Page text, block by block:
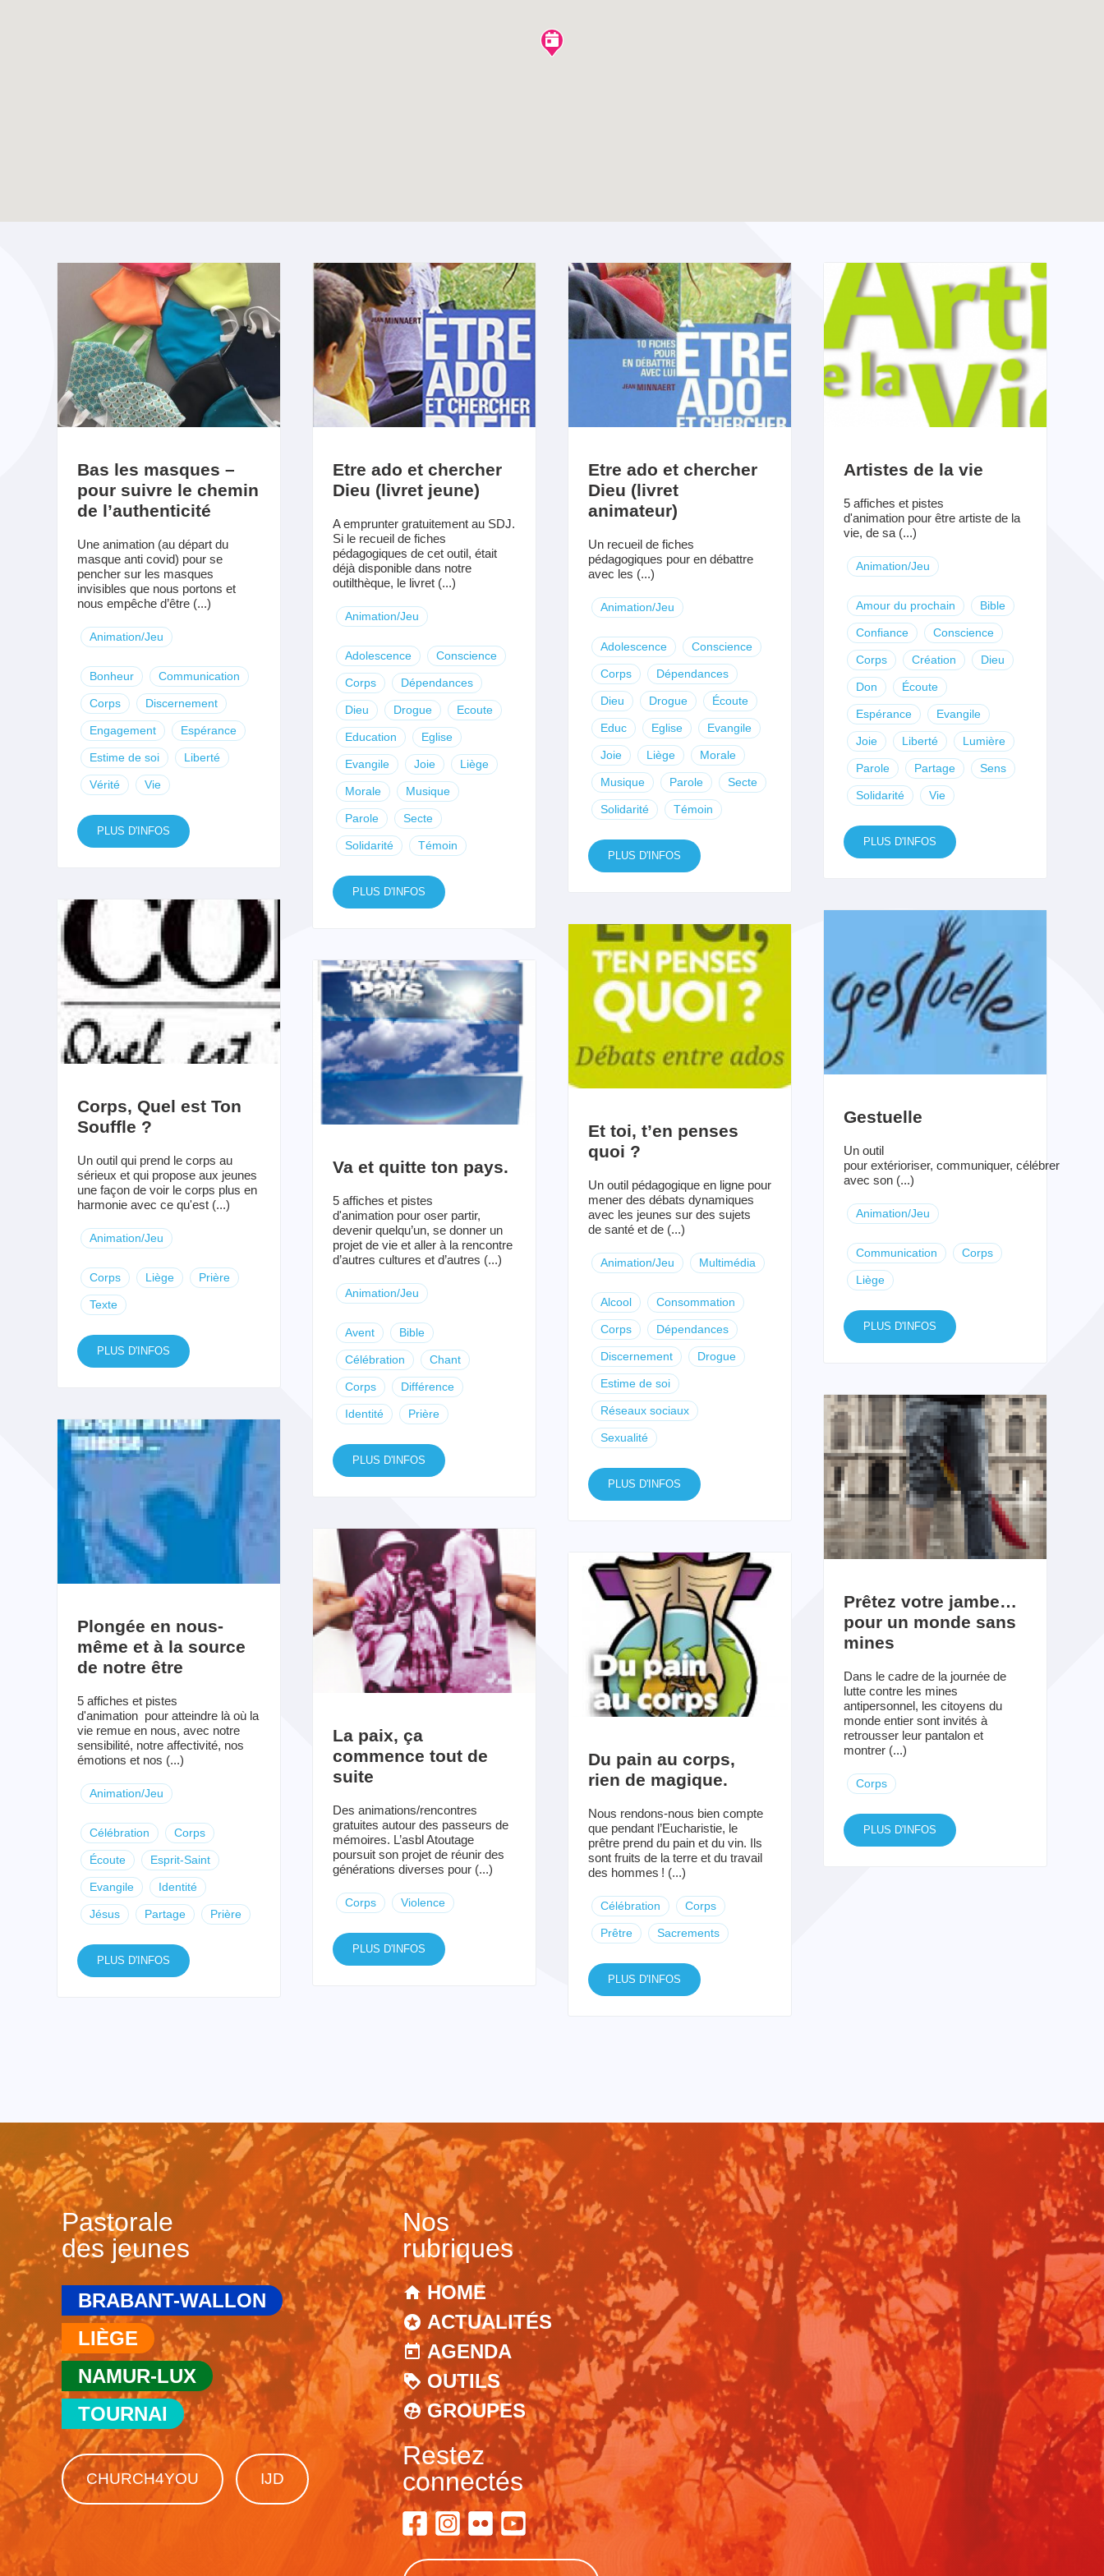
Bas les masques –
pour suivre le chemin
de l’authenticité
Une animation (au départ du
masque anti covid) pour se
pencher sur les masques
invisibles que nous portons et
nous empêche d’être (...)
Animation/Jeu
Bonheur Communication
Corps Discernement
Engagement Espérance
Estime de soi Liberté
Vérité Vie
PLUS D'INFOS
Etre ado et chercher
Dieu (livret jeune)
A emprunter gratuitement au SDJ.
Si le recueil de fiches
pédagogiques de cet outil, était
déjà disponible dans notre
outilthèque, le livret (...)
Animation/Jeu
Adolescence Conscience
Corps Dépendances
Dieu Drogue Ecoute
Education Eglise
Evangile Joie Liège
Morale Musique
Parole Secte
Solidarité Témoin
PLUS D'INFOS
Etre ado et chercher
Dieu (livret
animateur)
Un recueil de fiches
pédagogiques pour en débattre
avec les (...)
Animation/Jeu
Adolescence Conscience
Corps Dépendances
Dieu Drogue Écoute
Educ Eglise Evangile
Joie Liège Morale
Musique Parole Secte
Solidarité Témoin
PLUS D'INFOS
Artistes de la vie
5 affiches et pistes
d'animation pour être artiste de la
vie, de sa (...)
Animation/Jeu
Amour du prochain Bible
Confiance Conscience
Corps Création Dieu
Don Écoute
Espérance Evangile
Joie Liberté Lumière
Parole Partage Sens
Solidarité Vie
PLUS D'INFOS
Corps, Quel est Ton
Souffle ?
Un outil qui prend le corps au
sérieux et qui propose aux jeunes
une façon de voir le corps plus en
harmonie avec ce qu'est (...)
Animation/Jeu
Corps Liège Prière
Texte
PLUS D'INFOS
Gestuelle
Un outil
pour extérioriser, communiquer, célébrer
avec son (...)
Animation/Jeu
Communication Corps
Liège
PLUS D'INFOS
Et toi, t’en penses
quoi ?
Un outil pédagogique en ligne pour
mener des débats dynamiques
avec les jeunes sur des sujets
de santé et de (...)
Animation/Jeu Multimédia
Alcool Consommation
Corps Dépendances
Discernement Drogue
Estime de soi
Réseaux sociaux
Sexualité
PLUS D'INFOS
Va et quitte ton pays.
5 affiches et pistes
d'animation pour oser partir,
devenir quelqu’un, se donner un
projet de vie et aller à la rencontre
d’autres cultures et d’autres (...)
Animation/Jeu
Avent Bible
Célébration Chant
Corps Différence
Identité Prière
PLUS D'INFOS
Prêtez votre jambe…
pour un monde sans
mines
Dans le cadre de la journée de
lutte contre les mines
antipersonnel, les citoyens du
monde entier sont invités à
retrousser leur pantalon et
montrer (...)
Corps
PLUS D'INFOS
Plongée en nous-
même et à la source
de notre être
5 affiches et pistes
d'animation pour atteindre là où la
vie remue en nous, avec notre
sensibilité, notre affectivité, nos
émotions et nos (...)
Animation/Jeu
Célébration Corps
Écoute Esprit-Saint
Evangile Identité
Jésus Partage Prière
PLUS D'INFOS
La paix, ça
commence tout de
suite
Des animations/rencontres
gratuites autour des passeurs de
mémoires. L’asbl Atoutage
poursuit son projet de réunir des
générations diverses pour (...)
Corps Violence
PLUS D'INFOS
Du pain au corps,
rien de magique.
Nous rendons-nous bien compte
que pendant l’Eucharistie, le
prêtre prend du pain et du vin. Ils
sont fruits de la terre et du travail
des hommes ! (...)
Célébration Corps
Prêtre Sacrements
PLUS D'INFOS
Pastorale
des jeunes
BRABANT-WALLON
LIÈGE
NAMUR-LUX
TOURNAI
CHURCH4YOU IJD
Nos
rubriques
HOME
ACTUALITÉS
AGENDA
OUTILS
GROUPES
Restez
connectés